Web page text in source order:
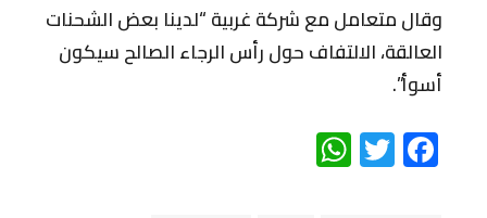
وقال متعامل مع شركة غربية “لدينا بعض الشحنات
العالقة، الالتفاف حول رأس الرجاء الصالح سيكون
أسوأ”.
Facebook
Twitter
WhatsApp